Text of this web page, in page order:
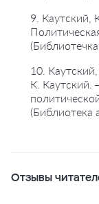
9. Каутский,
10.
К. Каутский.
(Библиотека
Отзывы